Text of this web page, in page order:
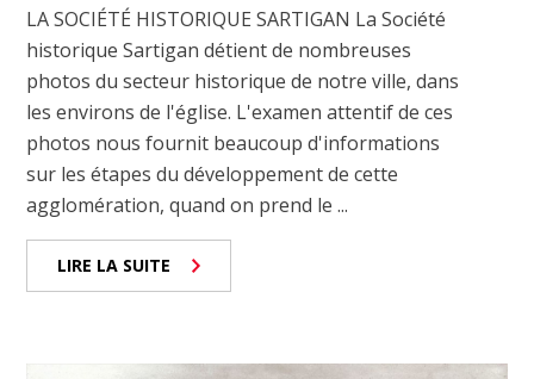
LA SOCIÉTÉ HISTORIQUE SARTIGAN La Société
historique Sartigan détient de nombreuses
photos du secteur historique de notre ville, dans
les environs de l'église. L'examen attentif de ces
photos nous fournit beaucoup d'informations
sur les étapes du développement de cette
agglomération, quand on prend le ...
LIRE LA SUITE